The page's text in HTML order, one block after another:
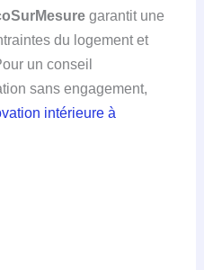
garantit une
du logement et
un conseil
sans engagement,
intérieure à